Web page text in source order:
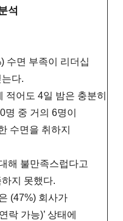
석
수면 부족이 리더십
다.
적어도 4일 밤은 충분히
중 거의 6명이
수면을 취하지
해 불만족스럽다고
지 못했다.
(47%) 회사가
락 가능)’ 상태에